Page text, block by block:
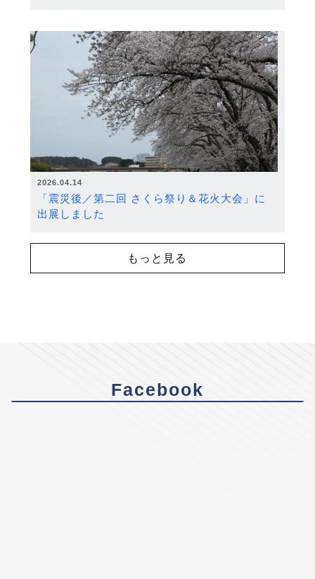
2026.04.14
「震災後／第二回 さくら祭り＆花火大会」に
出展しました
もっと見る
Facebook